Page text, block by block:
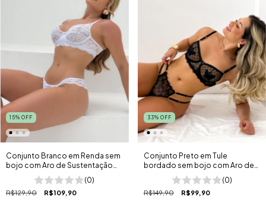
15% OFF
Conjunto Branco em Renda sem
bojo com Aro de Sustentação
(0)
R$129,90 R$109,90
33% OFF
Conjunto Preto em Tule
bordado sem bojo com Aro de
Sustentação Butterfly
(0)
R$149,90 R$99,90